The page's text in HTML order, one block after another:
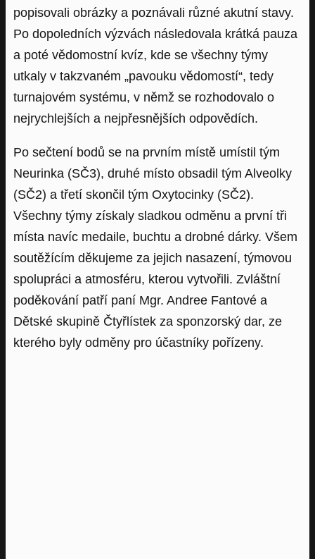
popisovali obrázky a poznávali různé akutní stavy.
Po dopoledních výzvách následovala krátká pauza
a poté vědomostní kvíz, kde se všechny týmy
utkaly v takzvaném „pavouku vědomostí“, tedy
turnajovém systému, v němž se rozhodovalo o
nejrychlejších a nejpřesnějších odpovědích.
Po sečtení bodů se na prvním místě umístil tým
Neurinka (SČ3), druhé místo obsadil tým Alveolky
(SČ2) a třetí skončil tým Oxytocinky (SČ2).
Všechny týmy získaly sladkou odměnu a první tři
místa navíc medaile, buchtu a drobné dárky. Všem
soutěžícím děkujeme za jejich nasazení, týmovou
spolupráci a atmosféru, kterou vytvořili. Zvláštní
poděkování patří paní Mgr. Andree Fantové a
Dětské skupině Čtyřlístek za sponzorský dar, ze
kterého byly odměny pro účastníky pořízeny.